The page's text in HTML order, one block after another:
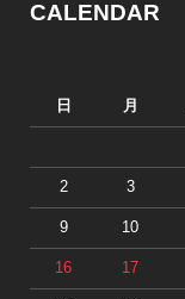
CALENDAR
日 月
2 3
9 10
16 17